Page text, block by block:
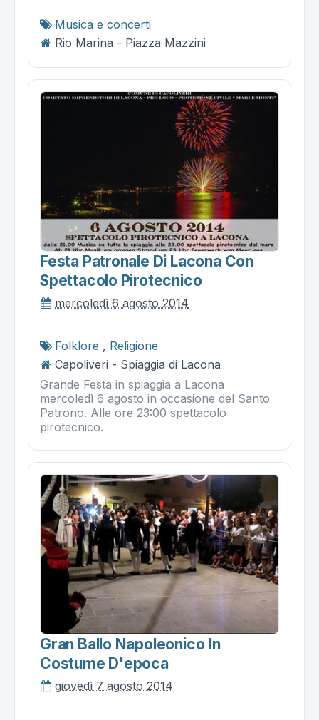
Musica e concerti
Rio Marina - Piazza Mazzini
Festa Patronale Di Lacona Con
Spettacolo Pirotecnico
mercoledì 6 agosto 2014
Folklore , Religione
Capoliveri - Spiaggia di Lacona
Grande Festa in spiaggia a Lacona
mercoledì 6 agosto in occasione del Santo
Patrono. Alle ore 23:00 spettacolo
pirotecnico.
Gran Ballo Napoleonico In
Costume D'epoca
giovedì 7 agosto 2014